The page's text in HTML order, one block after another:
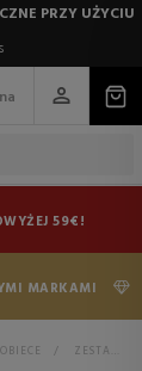
PRZY UŻYCIU
59€!
MARKAMI
> ZESTAW KOSMETYCZNY